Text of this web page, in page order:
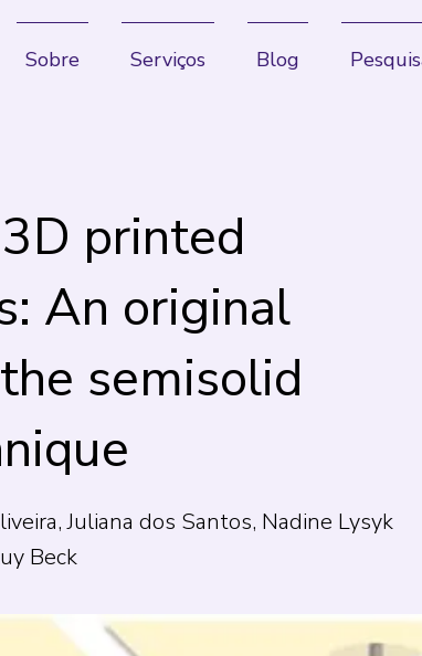
Sobre Serviços Blog
printed
An original
semisolid
Juliana dos Santos, Nadine Lysyk
Beck